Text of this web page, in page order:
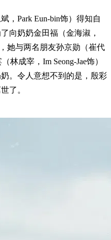
，Park Eun-bin饰）得知自
向奶奶金田福（金海淑，
她与两名朋友孙京勋（崔代
林成宰，Im Seong-Jae饰）
。令人意想不到的是，殷彩
了。